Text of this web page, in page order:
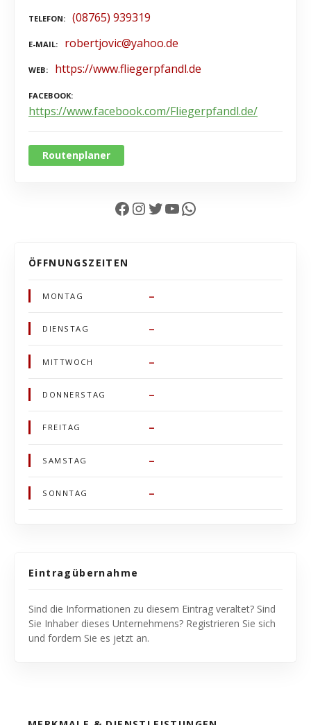
TELEFON (08765) 939319
E-MAIL robertjovic@yahoo.de
WEB https://www.fliegerpfandl.de
FACEBOOK
https://www.facebook.com/Fliegerpfandl.de/
Routenplaner
Facebook InstagramTwitter YouTube WhatsApp
ÖFFNUNGSZEITEN
MONTAG –
DIENSTAG –
MITTWOCH –
DONNERSTAG –
FREITAG –
SAMSTAG –
SONNTAG –
Eintragübernahme
Sind die Informationen zu diesem Eintrag veraltet? Sind
Sie Inhaber dieses Unternehmens? Registrieren Sie sich
und fordern Sie es jetzt an.